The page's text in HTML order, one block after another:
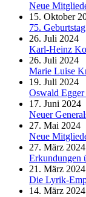
Neue
15. Oktober
75.
26. Juli 2024
Karl-Heinz
26. Juli 2024
Marie Luise
19. Juli 2024
Oswald
17. Juni 2024
Neuer
27. Mai 2024
Neue
27. März 2024
Erkundungen
21. März 2024
Die Lyrik-
14. März 2024